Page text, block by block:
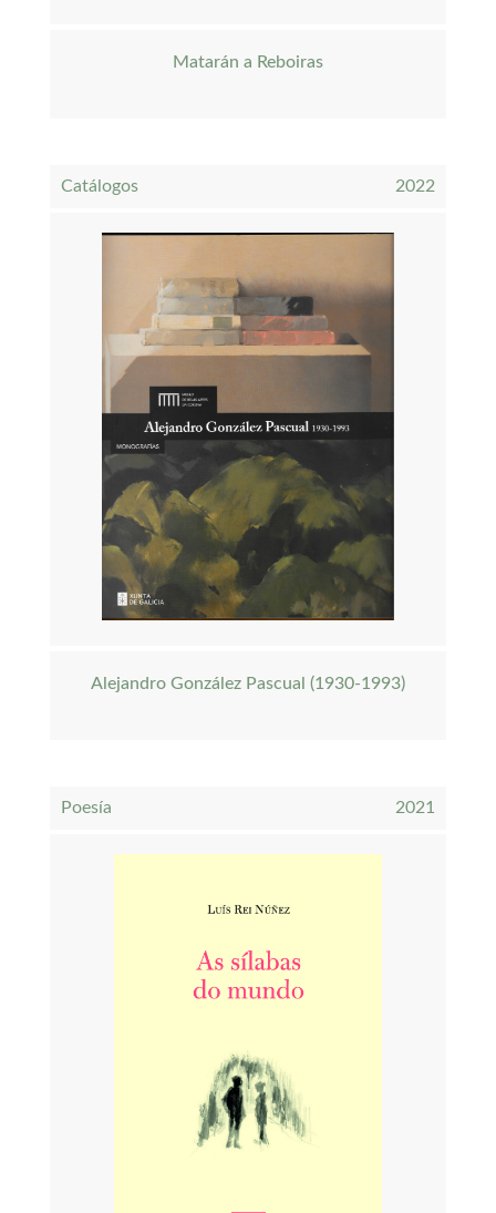
Matarán a Reboiras
Catálogos 2022
Alejandro González Pascual (1930-1993)
Poesía 2021